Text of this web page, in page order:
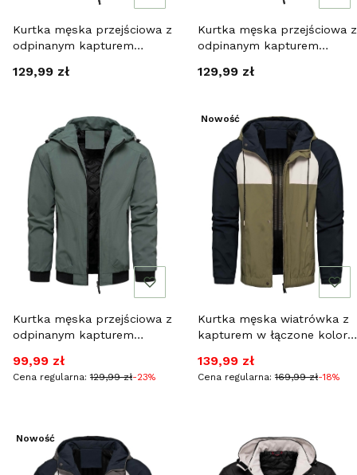
Kurtka męska przejściowa z
odpinanym kapturem
Cena
129,99 zł
Kurtka męska przejściowa z
odpinanym kapturem
Cena
129,99 zł
Kurtka męska przejściowa z
odpinanym kapturem
Cena promocyjna
99,99 zł
Cena regularna: 129,99 zł-23%
Nowość
Kurtka męska wiatrówka z
kapturem w łączone kolory
Cena promocyjna
139,99 zł
Cena regularna: 169,99 zł-18%
Nowość